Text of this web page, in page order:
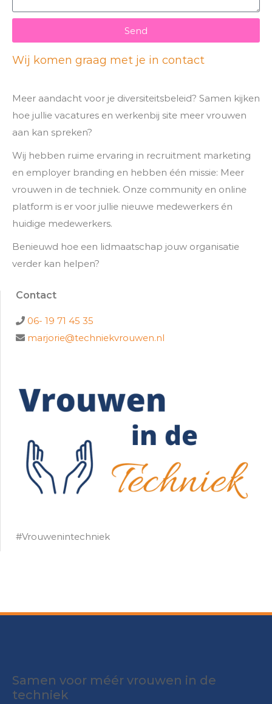
Send
Wij komen graag met je in contact
Meer aandacht voor je diversiteitsbeleid? Samen kijken
hoe jullie vacatures en werkenbij site meer vrouwen
aan kan spreken?
Wij hebben ruime ervaring in recruitment marketing
en employer branding en hebben één missie: Meer
vrouwen in de techniek. Onze community en online
platform is er voor jullie nieuwe medewerkers én
huidige medewerkers.
Benieuwd hoe een lidmaatschap jouw organisatie
verder kan helpen?
Contact
06- 19 71 45 35
marjorie@techniekvrouwen.nl
#Vrouwenintechniek
Samen voor méér vrouwen in de
techniek